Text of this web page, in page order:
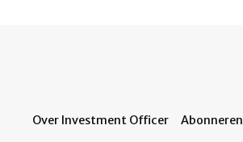
Over Investment Officer Abonneren